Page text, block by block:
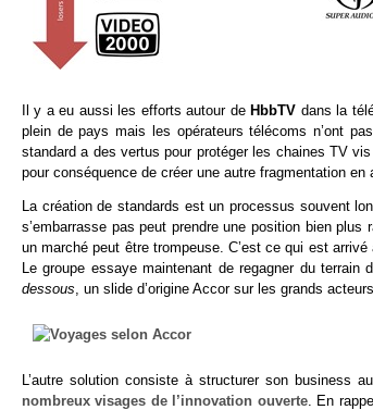
Il y a eu aussi les efforts autour deHbbTV dans la
plein de pays mais les opérateurs télécoms n’ont
standard a des vertus pour protéger les chaines TV
pour conséquence de créer une autre fragmentation
La création de standards est un processus souvent
s’embarrasse pas peut prendre une position bien
un marché peut être trompeuse. C’est ce qui est
Le groupe essaye maintenant de regagner du terrain
dessous, un slide d’origine Accor sur les grands
L’autre solution consiste à structurer son business
nombreux visages de l’innovation ouverte. En